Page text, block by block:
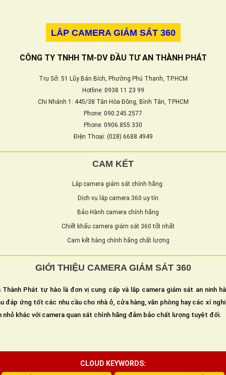
LẮP CAMERA GIÁM SÁT 360
CÔNG TY TNHH TM-DV ĐẦU TƯ AN THÀNH PHÁT
Trụ Sở: 51 Lũy Bán Bích, Phường Phú Thạnh, TP.HCM
Hotline: 0938 11 23 99
Chi Nhánh 1: 445/38 Tân Hòa Đông, Bình Tân, TPHCM
Phone: 090.245.2577
Phone: 0906.855.330
Điện Thoại: (028) 6688.4949
CAM KẾT
Lắp camera giám sát chính hãng.
Dịch vụ lắp camera 360 uy tín
Bảo Hành camera chính hãng
Chiết khấu camera giám sát 360 tốt nhất
Cam kết hàng chính hãng chất lượng
GIỚI THIỆU CAMERA GIÁM SÁT 360
Thành Phát tự hào là đơn vị cung cấp và lắp camera giám sát an ninh
đáp ứng tốt các nhu cầu cho nhà ở, cửa hàng, văn phòng hay các xí
nhỏ khác với camera quan sát chính hãng đảm bảo chất lượng tuyệt đối.
CLOUD KEYWORDS: